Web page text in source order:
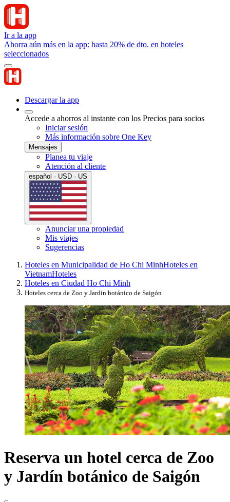
Ir a la app
Ahorra aún más en la app: hasta 20% de dto. en hoteles
seleccionados
Descargar la app
Accede a ahorros al instante con los Precios para socios
Iniciar sesión
Más información sobre One Key
Mensajes
Planea tu viaje
Atención al cliente
español · USD · US
Anunciar una propiedad
Mis viajes
Sugerencias
Hoteles en Municipalidad de Ho Chi MinhHoteles en
VietnamHoteles
Hoteles en Ciudad Ho Chi Minh
Hoteles cerca de Zoo y Jardín botánico de Saigón
Reserva un hotel cerca de Zoo
y Jardín botánico de Saigón